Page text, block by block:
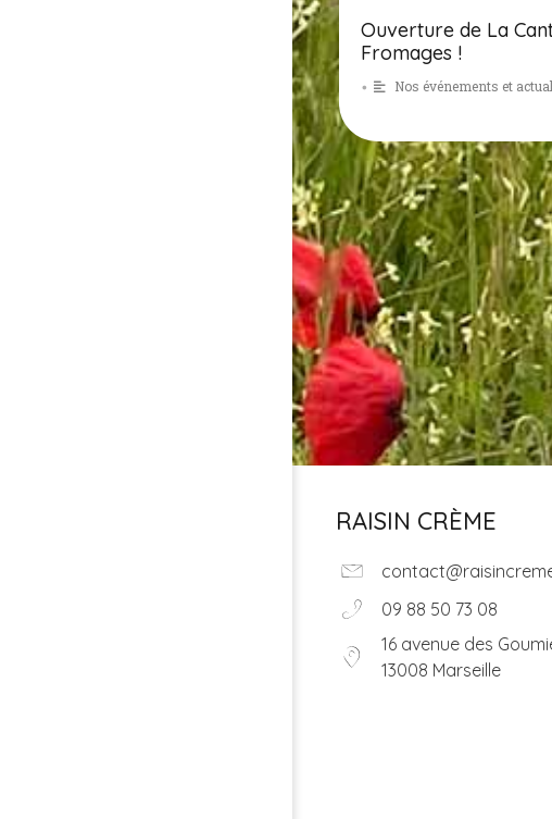
Ouverture de La
Fromages !
• Nos événements et
RAISIN CRÈME
09 88 50 73 08
16 avenue des
13008 Marseille